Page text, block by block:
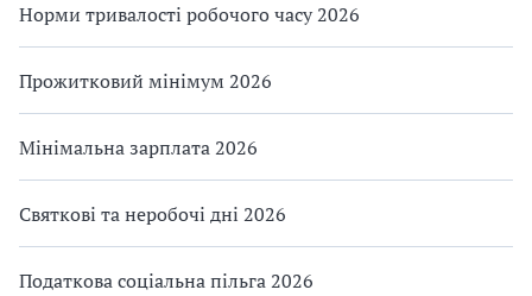
Норми тривалості робочого часу 2026
Прожитковий мінімум 2026
Мінімальна зарплата 2026
Святкові та неробочі дні 2026
Податкова соціальна пільга 2026